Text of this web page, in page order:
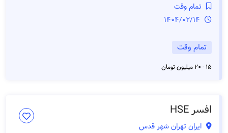
تمام وقت
تمام وقت
افسر HSE
ایران تهران شهر قدس